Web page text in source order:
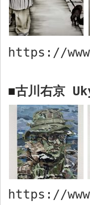
https://
■古川右京
https://